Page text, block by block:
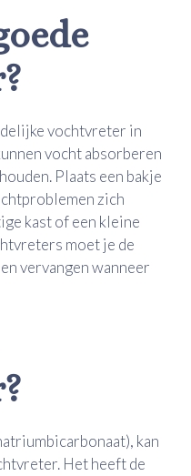
vochtvreter in
vocht absorberen
Plaats een bakje
zich
kast of een kleine
moet je de
vervangen wanneer
kan
Het heeft de